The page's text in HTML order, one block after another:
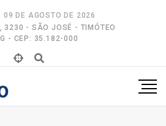
09 DE AGOSTO DE 2026
3230 - SÃO JOSÉ - TIMÓTEO
- CEP: 35.182-000